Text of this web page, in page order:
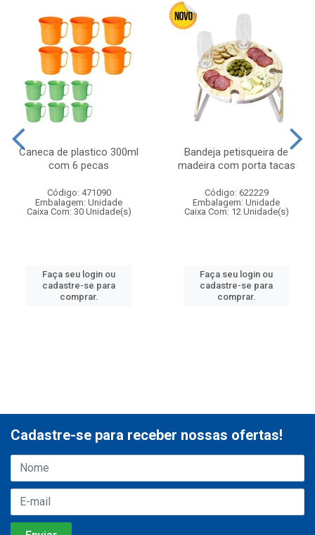
Caneca de plastico 300ml
com 6 pecas
Código: 471090
Embalagem: Unidade
Caixa Com: 30 Unidade(s)
Faça seu login ou
cadastre-se para
comprar.
Bandeja petisqueira de
madeira com porta tacas
Código: 622229
Embalagem: Unidade
Caixa Com: 12 Unidade(s)
Faça seu login ou
cadastre-se para
comprar.
Cadastre-se para receber nossas ofertas!